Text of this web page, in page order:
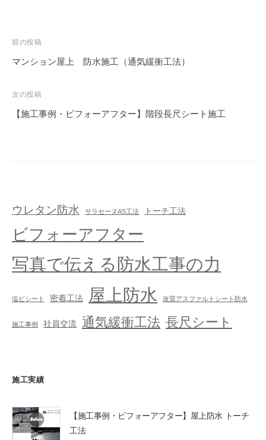
前の投稿
マンション屋上 防水施工（通気緩衝工法）
次の投稿
【施工事例・ビフォーアフター】階段長尺シート施工
ウレタン防水 サラセーヌAS工法 トーチ工法
ビフォーアフター
写真で伝える防水工事の力
塩ビシート 密着工法 屋上防水 改質アスファルトシート防水
施工事例 社員交流 通気緩衝工法 長尺シート
施工実績
【施工事例・ビフォーアフター】屋上防水 トーチ
工法